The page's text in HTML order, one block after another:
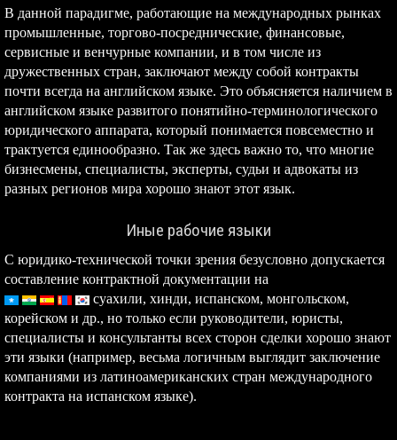
В данной парадигме, работающие на международных рынках
промышленные, торгово-посреднические, финансовые,
сервисные и венчурные компании, и в том числе из
дружественных стран, заключают между собой контракты
почти всегда на английском языке. Это объясняется наличием в
английском языке развитого понятийно-терминологического
юридического аппарата, который понимается повсеместно и
трактуется единообразно. Так же здесь важно то, что многие
бизнесмены, специалисты, эксперты, судьи и адвокаты из
разных регионов мира хорошо знают этот язык.
Иные рабочие языки
С юридико-технической точки зрения безусловно допускается
составление контрактной документации на
суахили, хинди, испанском, монгольском,
корейском и др., но только если руководители, юристы,
специалисты и консультанты всех сторон сделки хорошо знают
эти языки (например, весьма логичным выглядит заключение
компаниями из латиноамериканских стран международного
контракта на испанском языке).